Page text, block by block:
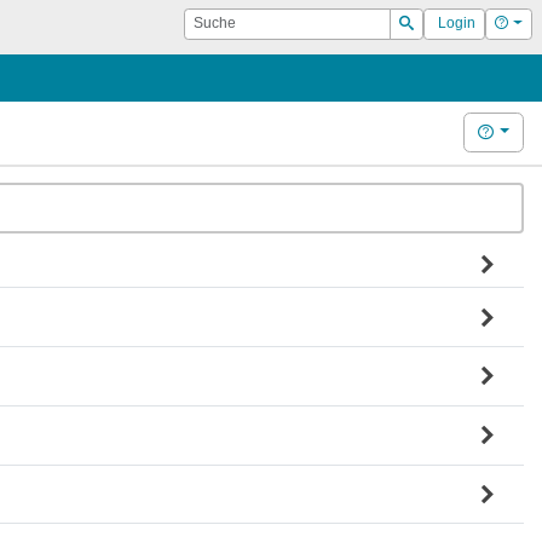
Suche
Suchen
Login Hilfe
Hilfe